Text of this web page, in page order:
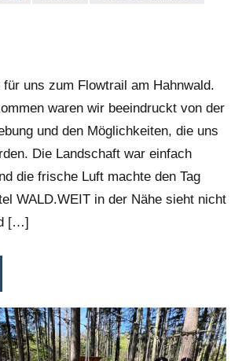
für uns zum Flowtrail am Hahnwald.
waren wir beeindruckt von der
und den Möglichkeiten, die uns
Die Landschaft war einfach
die frische Luft machte den Tag
WALD.WEIT in der Nähe sieht nicht
[…]